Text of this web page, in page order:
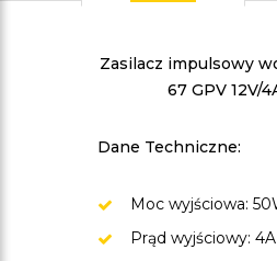
Zasilacz impulsowy
67 GPV 12V/
Dane Techniczne:
Moc wyjściowa:
Prąd wyjściowy: 4A